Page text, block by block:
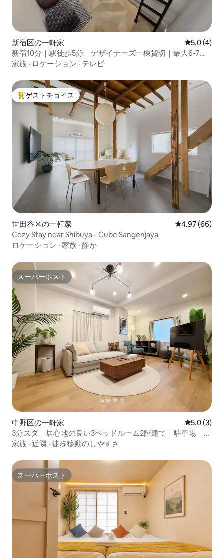
新宿区の一軒家 レビュー4
5.0 (4)
新宿10分｜駅徒歩5分｜デザイナーズ一棟貸切｜最大6-7
名 ファミリーにおすすめ
家族 · ロケーション · テレビ
大好評のゲストチョイスです。
ゲストチョイス
世田谷区の一軒家 レビュー66
4.97 (66)
Cozy Stay near Shibuya - Cube Sangenjaya
ロケーション · 家族 · 静か
スーパーホスト
スーパーホスト
中野区の一軒家 レビュー3
5.0 (3)
3分スタ｜居心地の良い3ベッドルーム2階建て｜駐車場｜新
宿まで15分
家族 · 近隣 · 徒歩移動のしやすさ
スーパーホスト
スーパーホスト